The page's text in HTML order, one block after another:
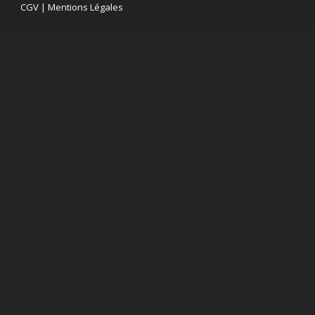
CGV | Mentions Légales